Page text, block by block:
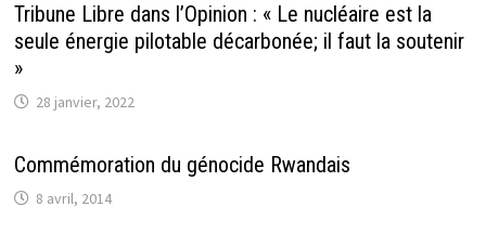
Tribune Libre dans l’Opinion : « Le nucléaire est la
seule énergie pilotable décarbonée; il faut la soutenir
»
28 janvier, 2022
Commémoration du génocide Rwandais
8 avril, 2014